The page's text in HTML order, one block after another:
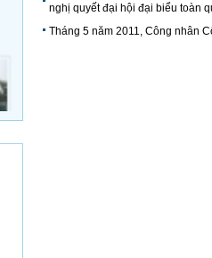
nghị quyết đại hội đại biểu toàn
Tháng 5 năm 2011, Công nhân